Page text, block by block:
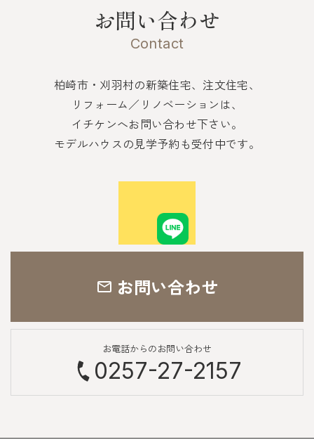
お問い合わせ
Contact
柏崎市・刈羽村の新築住宅、注文住宅、
リフォーム／リノベーションは、
イチケンへお問い合わせ下さい。
モデルハウスの見学予約も受付中です。
お問い合わせ
お電話からのお問い合わせ
0257-27-2157